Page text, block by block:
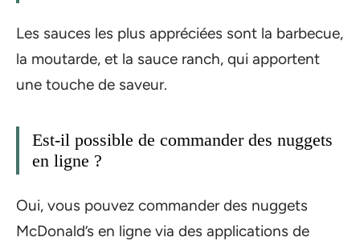
Les sauces les plus appréciées sont la barbecue,
la moutarde, et la sauce ranch, qui apportent
une touche de saveur.
Est-il possible de commander des nuggets
en ligne ?
Oui, vous pouvez commander des nuggets
McDonald’s en ligne via des applications de